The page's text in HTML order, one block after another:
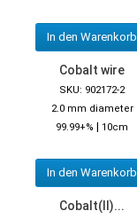
In den Warenkorb
Cobalt wire
SKU: 902172-2
2.0 mm diameter
99.99+% | 10cm
In den Warenkorb
Cobalt(II)...